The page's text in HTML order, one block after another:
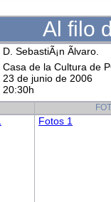
Al filo
D. SebastiÃ¡n Ãlvaro.
Casa de la Cultura de
23 de junio de 2006
20:30h
Fotos 1